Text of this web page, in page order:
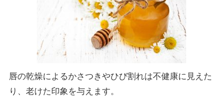
唇の乾燥によるかさつきやひび割れは不健康に見えた
り、老けた印象を与えます。